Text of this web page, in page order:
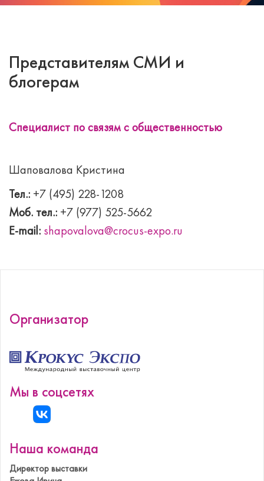
Представителям СМИ и
блогерам
Специалист по связям с общественностью
Шаповалова Кристина
Тел.: +7 (495) 228-1208
Моб. тел.: +7 (977) 525-5662
E-mail: shapovalova@crocus-expo.ru
Организатор
Мы в соцсетях
Наша команда
Директор выставки